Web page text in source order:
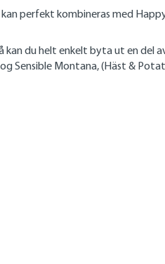
perfekt kombineras med
du helt enkelt byta ut en
Sensible Montana, (Häst &